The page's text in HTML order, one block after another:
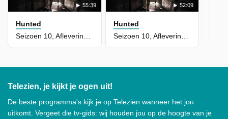
55:39
Hunted
52:09
Hunted
Telezien, je kijkt je ogen uit!
De beste programma's kijk je op Telezien wanneer het jou
uitkomt. Vergeet die tv-gids: wij houden jou op de hoogte van je